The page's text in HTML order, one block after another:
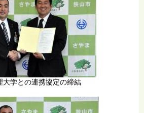
大学との連携協定の締結